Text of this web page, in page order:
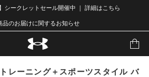
シークレットセール開催中 ｜ 詳細はこちら
品のお届けに関するお知らせ
レーニング＋スポーツスタイル バ